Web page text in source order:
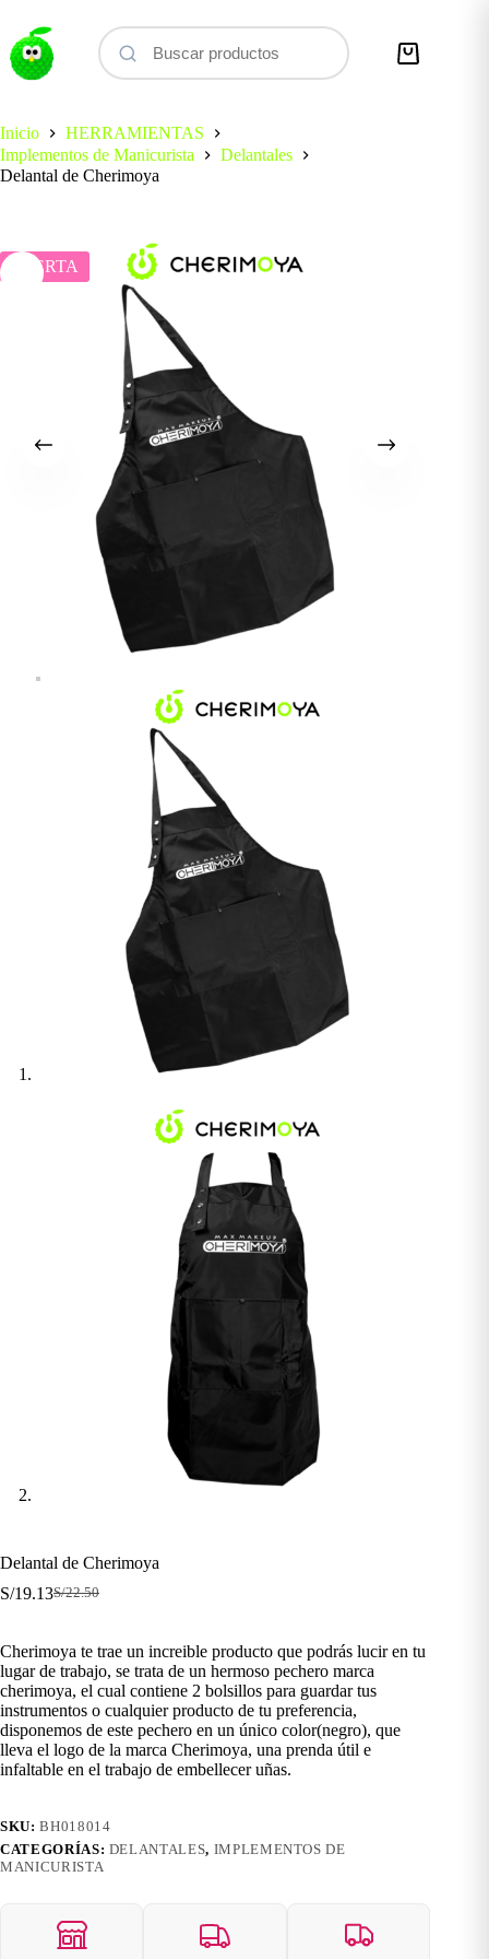
contenido
Carro
Inicio
HERRAMIENTAS
Implementos de Manicurista
Delantales
Delantal de Cherimoya
OFERTA
Delantal de Cherimoya
S/22.50
El
era:
S/22.50.
S/19.13El
es:
S/19.13.
Cherimoya te trae un increible producto que podrás lucir en tu
lugar de trabajo, se trata de un hermoso pechero marca
cherimoya, el cual contiene 2 bolsillos para guardar tus
instrumentos o cualquier producto de tu preferencia,
disponemos de este pechero en un único color(negro), que
lleva el logo de la marca Cherimoya, una prenda útil e
infaltable en el trabajo de embellecer uñas.
SKU:BH018014
CATEGORÍAS: DELANTALES, IMPLEMENTOS DE
MANICURISTA